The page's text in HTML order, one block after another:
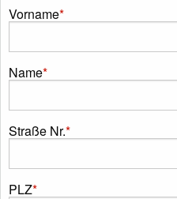
Vorname*
Name*
Straße Nr.*
PLZ*